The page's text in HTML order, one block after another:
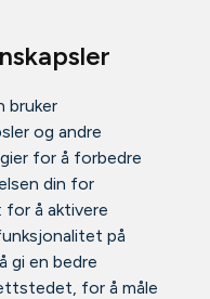
bruker
og andre
for å forbedre
din for
for å aktivere
på
gi en bedre
, for å måle